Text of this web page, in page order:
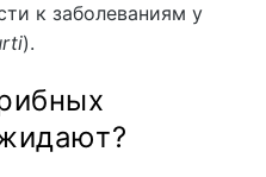
к заболеваниям у
).